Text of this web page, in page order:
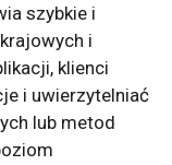
szybkie i
i
klienci
i uwierzytelniać
lub metod